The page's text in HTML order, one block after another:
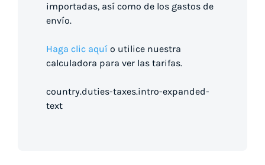
importadas, así como de los gastos de
envío.
Haga clic aquí o utilice nuestra
calculadora para ver las tarifas.
country.duties-taxes.intro-expanded-
text